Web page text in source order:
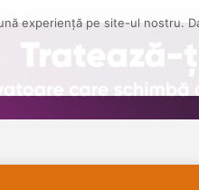
experiență pe site-ul nostru.